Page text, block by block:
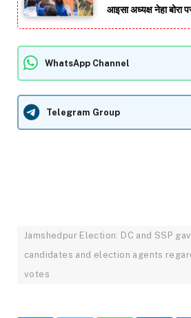
आइसा अध्यक्ष नेहा बोरा
WhatsApp Channel
Telegram Group
Jamshedpur Election: DC and SSP
candidates and election agents
votes